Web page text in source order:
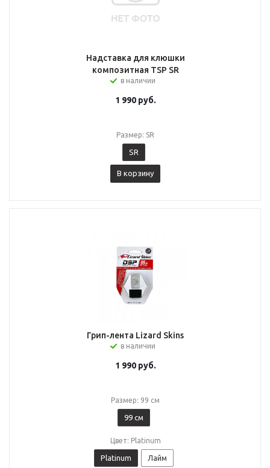
Надставка для клюшки
композитная TSP SR
в наличии
1 990руб.
Размер: SR
SR
В корзину
Грип-лента Lizard Skins
в наличии
1 990руб.
Размер: 99 см
99 см
Цвет: Platinum
Platinum Лайм